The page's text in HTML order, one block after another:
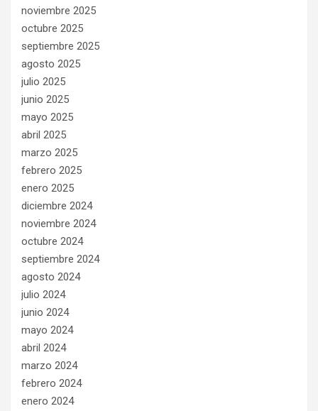
noviembre 2025
octubre 2025
septiembre 2025
agosto 2025
julio 2025
junio 2025
mayo 2025
abril 2025
marzo 2025
febrero 2025
enero 2025
diciembre 2024
noviembre 2024
octubre 2024
septiembre 2024
agosto 2024
julio 2024
junio 2024
mayo 2024
abril 2024
marzo 2024
febrero 2024
enero 2024